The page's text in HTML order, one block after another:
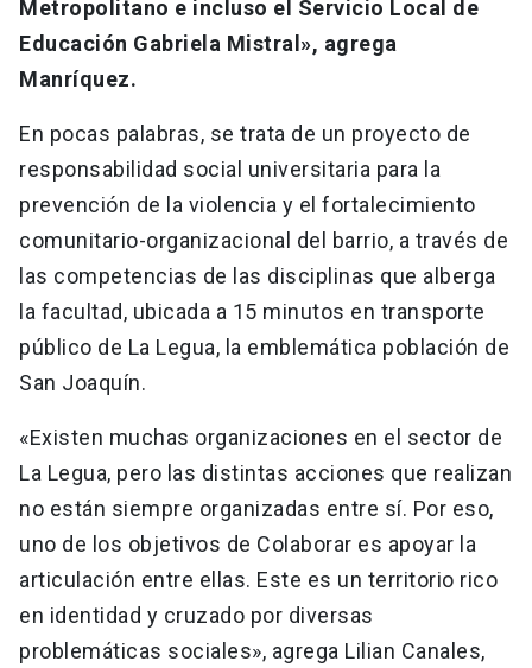
Metropolitano e incluso el Servicio Local de
Educación Gabriela Mistral», agrega
Manríquez.
En pocas palabras, se trata de un proyecto de
responsabilidad social universitaria para la
prevención de la violencia y el fortalecimiento
comunitario-organizacional del barrio, a través de
las competencias de las disciplinas que alberga
la facultad, ubicada a 15 minutos en transporte
público de La Legua, la emblemática población de
San Joaquín.
«Existen muchas organizaciones en el sector de
La Legua, pero las distintas acciones que realizan
no están siempre organizadas entre sí. Por eso,
uno de los objetivos de Colaborar es apoyar la
articulación entre ellas. Este es un territorio rico
en identidad y cruzado por diversas
problemáticas sociales», agrega Lilian Canales,